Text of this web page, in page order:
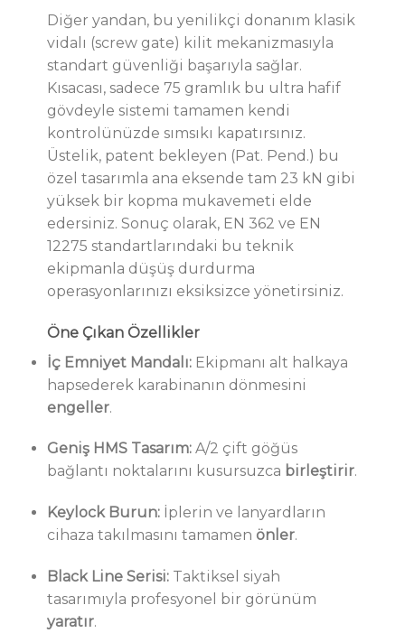
Diğer yandan, bu yenilikçi donanım klasik
vidalı (screw gate) kilit mekanizmasıyla
standart güvenliği başarıyla sağlar.
Kısacası, sadece 75 gramlık bu ultra hafif
gövdeyle sistemi tamamen kendi
kontrolünüzde sımsıkı kapatırsınız.
Üstelik, patent bekleyen (Pat. Pend.) bu
özel tasarımla ana eksende tam 23 kN gibi
yüksek bir kopma mukavemeti elde
edersiniz. Sonuç olarak, EN 362 ve EN
12275 standartlarındaki bu teknik
ekipmanla düşüş durdurma
operasyonlarınızı eksiksizce yönetirsiniz.
Öne Çıkan Özellikler
İç Emniyet Mandalı:Ekipmanı alt halkaya
hapsederek karabinanın dönmesini
engeller.
Geniş HMS Tasarım:A/2 çift göğüs
bağlantı noktalarını kusursuzca birleştirir.
Keylock Burun:İplerin ve lanyardların
cihaza takılmasını tamamen önler.
Black Line Serisi:Taktiksel siyah
tasarımıyla profesyonel bir görünüm
yaratır.